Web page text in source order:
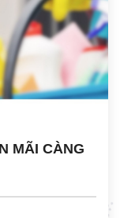
MÃI CÀNG